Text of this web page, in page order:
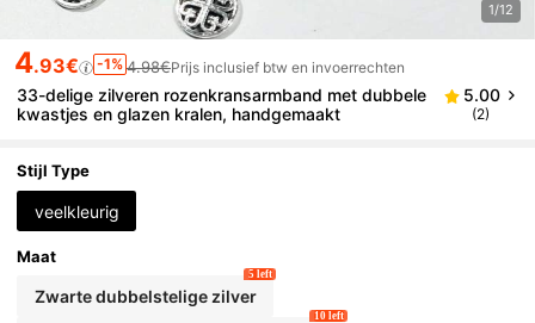
1/12
4.93€ -1% 4.98€Prijs inclusief btw en invoerrechten
33-delige zilveren rozenkransarmband met dubbele
kwastjes en glazen kralen, handgemaakt
5.00
(2)
Stijl Type
veelkleurig
Maat
Zwarte dubbelstelige zilver
5 left
10 left